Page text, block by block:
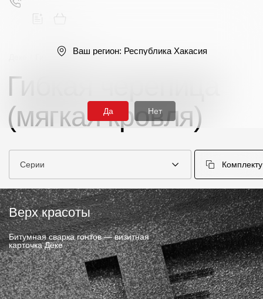
Продукция
Фасадные материалы
Сайдинг
Софиты
Фасадные панели
Фасадная плитка
Гибкая черепица
Гибкая черепица
(мягкая кровля)
Серии
Верх красоты
Битумная сварка гонтов — визитная
карточка Дёке
Ваш регион: Республика Хакасия
Да Нет